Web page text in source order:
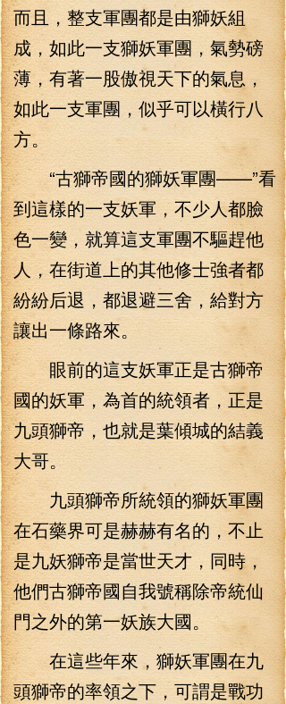
而且，整支軍團都是由獅妖組
成，如此一支獅妖軍團，氣勢磅
薄，有著一股傲視天下的氣息，
如此一支軍團，似乎可以橫行八
方。
“古獅帝國的獅妖軍團——”看
到這樣的一支妖軍，不少人都臉
色一變，就算這支軍團不驅趕他
人，在街道上的其他修士強者都
紛紛后退，都退避三舍，給對方
讓出一條路來。
眼前的這支妖軍正是古獅帝
國的妖軍，為首的統領者，正是
九頭獅帝，也就是葉傾城的結義
大哥。
九頭獅帝所統領的獅妖軍團
在石藥界可是赫赫有名的，不止
是九妖獅帝是當世天才，同時，
他們古獅帝國自我號稱除帝統仙
門之外的第一妖族大國。
在這些年來，獅妖軍團在九
頭獅帝的率領之下，可謂是戰功